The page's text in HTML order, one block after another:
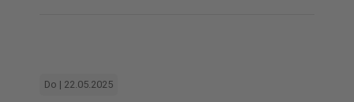
Do | 22.05.2025